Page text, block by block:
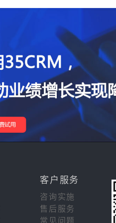
客户服务
咨询实施
售后服务
常见问题